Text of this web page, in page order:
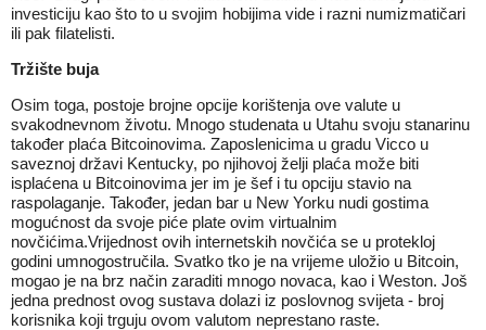
investiciju kao što to u svojim hobijima vide i razni numizmatičari
ili pak filatelisti.
Tržište buja
Osim toga, postoje brojne opcije korištenja ove valute u
svakodnevnom životu. Mnogo studenata u Utahu svoju stanarinu
također plaća Bitcoinovima. Zaposlenicima u gradu Vicco u
saveznoj državi Kentucky, po njihovoj želji plaća može biti
isplaćena u Bitcoinovima jer im je šef i tu opciju stavio na
raspolaganje. Također, jedan bar u New Yorku nudi gostima
mogućnost da svoje piće plate ovim virtualnim
novčićima.Vrijednost ovih internetskih novčića se u protekloj
godini umnogostručila. Svatko tko je na vrijeme uložio u Bitcoin,
mogao je na brz način zaraditi mnogo novaca, kao i Weston. Još
jedna prednost ovog sustava dolazi iz poslovnog svijeta - broj
korisnika koji trguju ovom valutom neprestano raste.